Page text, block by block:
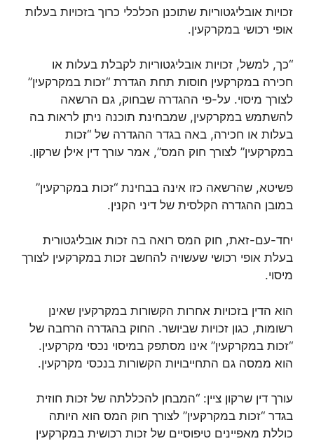
זכויות אובליגטוריות שתוכנן הכלכלי כרוך בזכויות בעלות
אופי רכושי במקרקעין.
“כך, למשל, זכויות אובליגטוריות לקבלת בעלות או
חכירה במקרקעין חוסות תחת הגדרת “זכות במקרקעין”
לצורך מיסוי. על-פי ההגדרה שבחוק, גם הרשאה
להשתמש במקרקעין, שמבחינת תוכנה ניתן לראות בה
בעלות או חכירה, באה בגדר ההגדרה של “זכות
במקרקעין” לצורך חוק המס”, אמר עורך דין אילן שרקון.
פשיטא, שהרשאה כזו אינה בבחינת “זכות במקרקעין”
במובן ההגדרה הקלסית של דיני הקנין.
יחד-עם-זאת, חוק המס רואה בה זכות אובליגטורית
בעלת אופי רכושי שעשויה להחשב זכות במקרקעין לצורך
מיסוי.
הוא הדין בזכויות אחרות הקשורות במקרקעין שאינן
רשומות, כגון זכויות שביושר. החוק בהגדרה הרחבה של
“זכות במקרקעין” אינו מסתפק במיסוי נכסי מקרקעין.
הוא ממסה גם התחייבויות הקשורות בנכסי מקרקעין.
עורך דין שרקון ציין: “המבחן להכללתה של זכות חוזית
בגדר “זכות במקרקעין” לצורך חוק המס הוא היותה
כוללת מאפיינים טיפוסיים של זכות רכושית במקרקעין